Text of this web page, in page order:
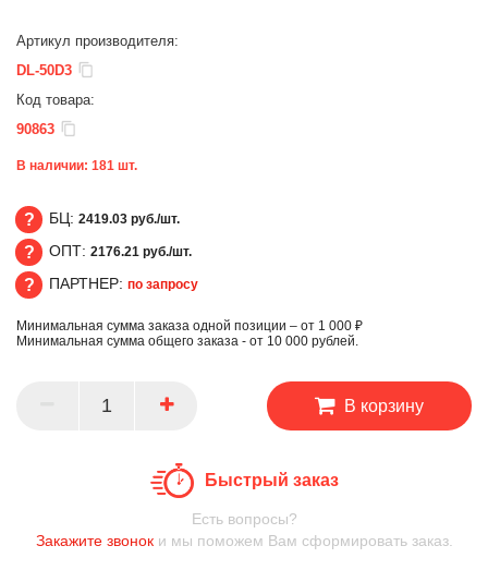
Артикул производителя:
DL-50D3
Код товара:
90863
В наличии: 181 шт.
БЦ
БЦ: 2419.03 руб./шт.
ОПТ
ОПТ: 2176.21 руб./шт.
ПАРТНЕР
ПАРТНЕР: по запросу
Минимальная сумма заказа одной позиции – от 1 000 ₽
Минимальная сумма общего заказа - от 10 000 рублей.
В корзину
Быстрый заказ
Есть вопросы?
Закажите звоноки мы поможем Вам сформировать заказ.